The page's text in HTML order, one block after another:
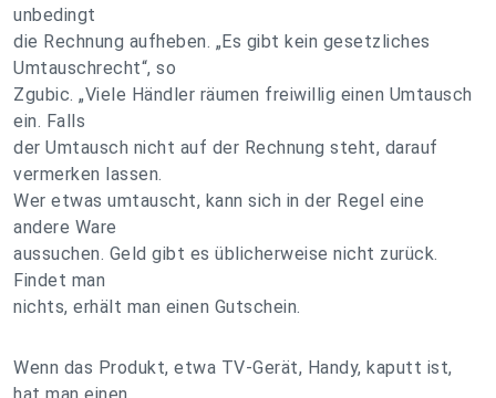
unbedingt
die Rechnung aufheben. „Es gibt kein gesetzliches
Umtauschrecht“, so
Zgubic. „Viele Händler räumen freiwillig einen Umtausch
ein. Falls
der Umtausch nicht auf der Rechnung steht, darauf
vermerken lassen.
Wer etwas umtauscht, kann sich in der Regel eine
andere Ware
aussuchen. Geld gibt es üblicherweise nicht zurück.
Findet man
nichts, erhält man einen Gutschein.
Wenn das Produkt, etwa TV-Gerät, Handy, kaputt ist,